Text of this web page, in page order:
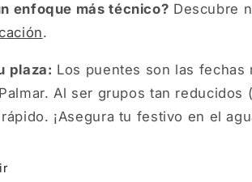
enfoque más técnico? Descubre
.
plaza: Los puentes son las fechas
Al ser grupos tan reducidos
¡Asegura tu festivo en el